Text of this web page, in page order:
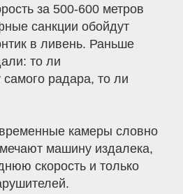
за 500-600 метров
санкции обойдут
в ливень. Раньше
то ли
радара, то ли
камеры словно
машину издалека,
скорость и только